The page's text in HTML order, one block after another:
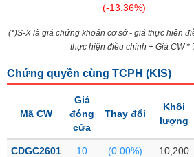
ETF
phiếu
tiết
(-13.36%)
(*)S-X là giá chứng khoán cơ sở - giá thực hiện
thực hiện điều chỉnh + Giá CW *
Chứng quyền cùng TCPH (KIS)
Mã CW
Giá
đóng
cửa
Thay đổi
Khối
lượng
CDGC2601 10 (0.00%) 10,200
LIỆU
TIN
Ngành
(-)